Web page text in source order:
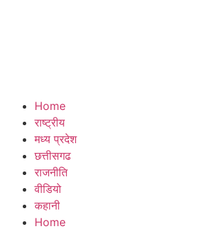
Home
राष्ट्रीय
मध्य प्रदेश
छत्तीसगढ
राजनीति
वीडियो
कहानी
Home